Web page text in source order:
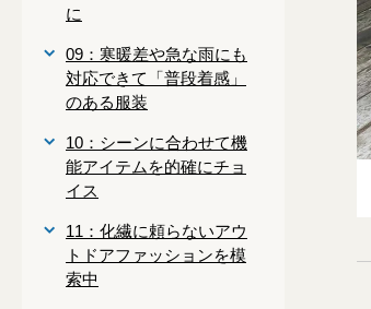
に
09：寒暖差や急な雨にも
対応できて「普段着感」
のある服装
10：シーンに合わせて機
能アイテムを的確にチョ
イス
11：化繊に頼らないアウ
トドアファッションを模
索中